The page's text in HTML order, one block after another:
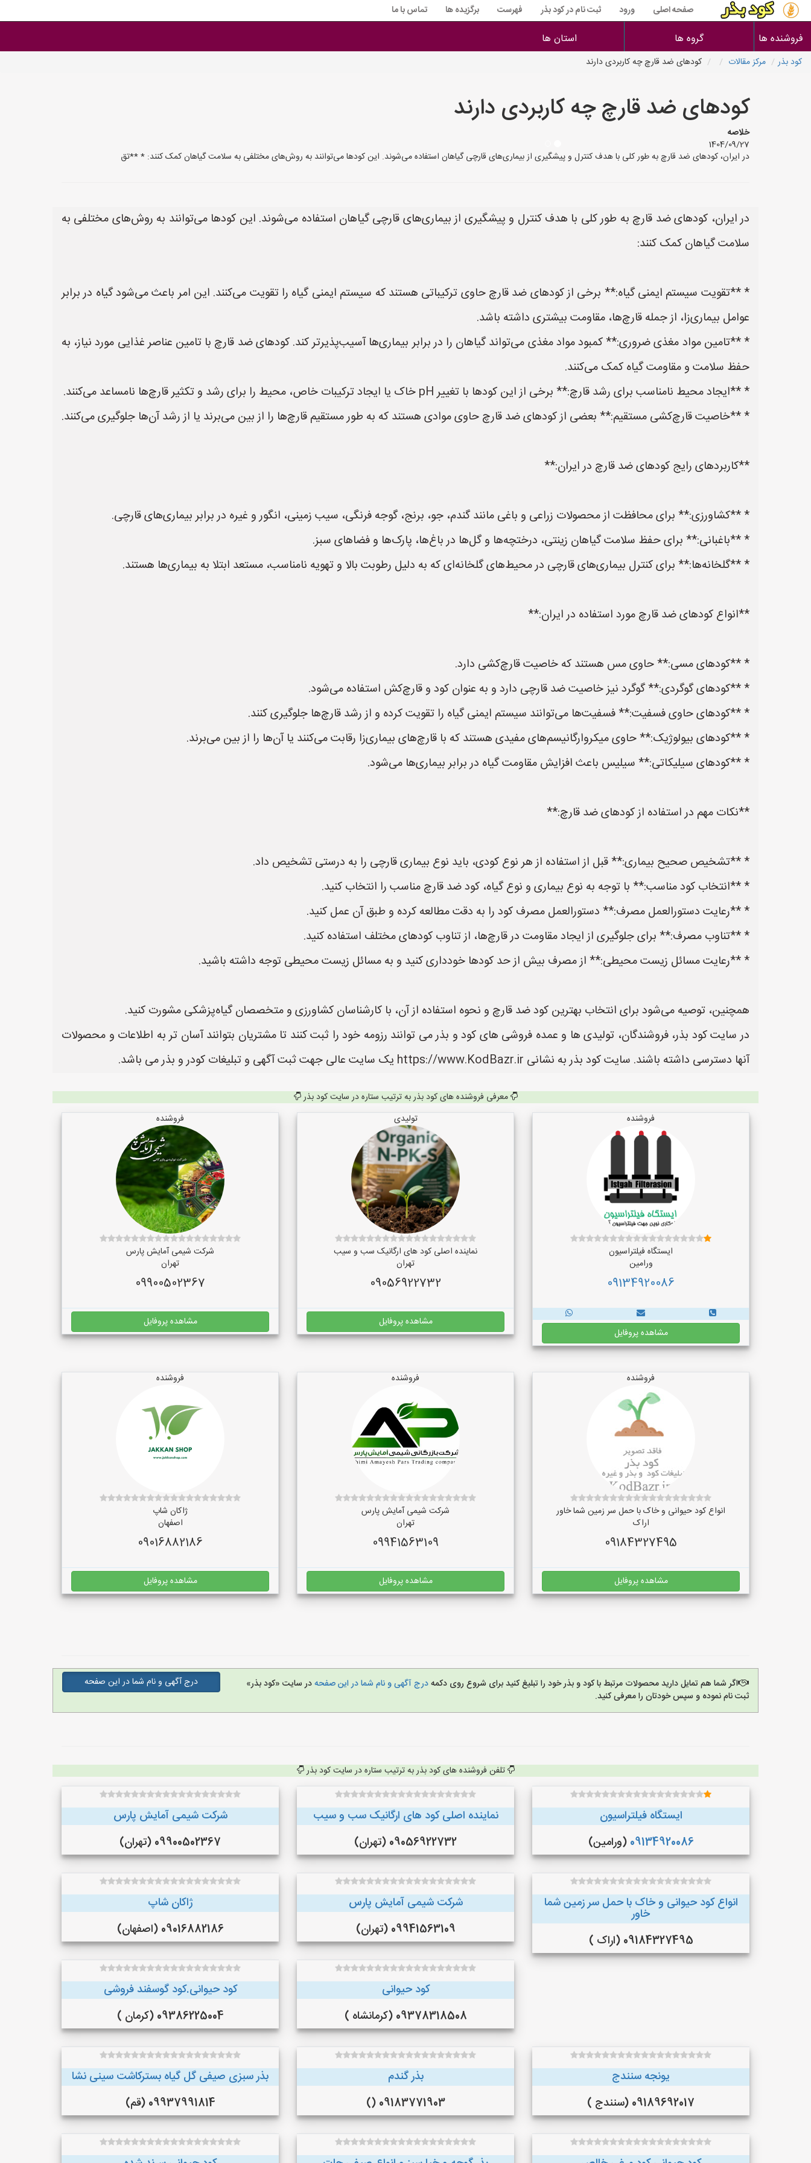
صفحه اصلی ورود ثبت نام در کود بذر فهرست برگزیده ها تماس با ما
فروشنده ها گروه ها استان ها
کود بذر مرکز مقالات کودهای ضد قارچ چه کاربردی دارند
کودهای ضد قارچ چه کاربردی دارند
خلاصه
1404/09/27
در ایران، کودهای ضد قارچ به طور کلی با هدف کنترل و پیشگیری از بیماری‌های قارچی گیاهان استفاده می‌شوند. این کودها می‌توانند به روش‌های مختلفی به سلامت گیاهان کمک کنند: * **تق
در ایران، کودهای ضد قارچ به طور کلی با هدف کنترل و پیشگیری از بیماری‌های قارچی گیاهان استفاده می‌شوند. این کودها می‌توانند به روش‌های مختلفی به
سلامت گیاهان کمک کنند:
* **تقویت سیستم ایمنی گیاه:** برخی از کودهای ضد قارچ حاوی ترکیباتی هستند که سیستم ایمنی گیاه را تقویت می‌کنند. این امر باعث می‌شود گیاه در برابر
عوامل بیماری‌زا، از جمله قارچ‌ها، مقاومت بیشتری داشته باشد.
* **تامین مواد مغذی ضروری:** کمبود مواد مغذی می‌تواند گیاهان را در برابر بیماری‌ها آسیب‌پذیرتر کند. کودهای ضد قارچ با تامین عناصر غذایی مورد نیاز، به
حفظ سلامت و مقاومت گیاه کمک می‌کنند.
* **ایجاد محیط نامناسب برای رشد قارچ:** برخی از این کودها با تغییر pH خاک یا ایجاد ترکیبات خاص، محیط را برای رشد و تکثیر قارچ‌ها نامساعد می‌کنند.
* **خاصیت قارچ‌کشی مستقیم:** بعضی از کودهای ضد قارچ حاوی موادی هستند که به طور مستقیم قارچ‌ها را از بین می‌برند یا از رشد آن‌ها جلوگیری می‌کنند.
**کاربردهای رایج کودهای ضد قارچ در ایران:**
* **کشاورزی:** برای محافظت از محصولات زراعی و باغی مانند گندم، جو، برنج، گوجه فرنگی، سیب زمینی، انگور و غیره در برابر بیماری‌های قارچی.
* **باغبانی:** برای حفظ سلامت گیاهان زینتی، درختچه‌ها و گل‌ها در باغ‌ها، پارک‌ها و فضاهای سبز.
* **گلخانه‌ها:** برای کنترل بیماری‌های قارچی در محیط‌های گلخانه‌ای که به دلیل رطوبت بالا و تهویه نامناسب، مستعد ابتلا به بیماری‌ها هستند.
**انواع کودهای ضد قارچ مورد استفاده در ایران:**
* **کودهای مسی:** حاوی مس هستند که خاصیت قارچ‌کشی دارد.
* **کودهای گوگردی:** گوگرد نیز خاصیت ضد قارچی دارد و به عنوان کود و قارچ‌کش استفاده می‌شود.
* **کودهای حاوی فسفیت:** فسفیت‌ها می‌توانند سیستم ایمنی گیاه را تقویت کرده و از رشد قارچ‌ها جلوگیری کنند.
* **کودهای بیولوژیک:** حاوی میکروارگانیسم‌های مفیدی هستند که با قارچ‌های بیماری‌زا رقابت می‌کنند یا آن‌ها را از بین می‌برند.
* **کودهای سیلیکاتی:** سیلیس باعث افزایش مقاومت گیاه در برابر بیماری‌ها می‌شود.
**نکات مهم در استفاده از کودهای ضد قارچ:**
* **تشخیص صحیح بیماری:** قبل از استفاده از هر نوع کودی، باید نوع بیماری قارچی را به درستی تشخیص داد.
* **انتخاب کود مناسب:** با توجه به نوع بیماری و نوع گیاه، کود ضد قارچ مناسب را انتخاب کنید.
* **رعایت دستورالعمل مصرف:** دستورالعمل مصرف کود را به دقت مطالعه کرده و طبق آن عمل کنید.
* **تناوب مصرف:** برای جلوگیری از ایجاد مقاومت در قارچ‌ها، از تناوب کودهای مختلف استفاده کنید.
* **رعایت مسائل زیست محیطی:** از مصرف بیش از حد کودها خودداری کنید و به مسائل زیست محیطی توجه داشته باشید.
همچنین، توصیه می‌شود برای انتخاب بهترین کود ضد قارچ و نحوه استفاده از آن، با کارشناسان کشاورزی و متخصصان گیاه‌پزشکی مشورت کنید.
در سایت کود بذر، فروشندگان، تولیدی ها و عمده فروشی های کود و بذر می توانند رزومه خود را ثبت کنند تا مشتریان بتوانند آسان تر به اطلاعات و محصولات
آنها دسترسی داشته باشند. سایت کود بذر به نشانی https://www.KodBazr.ir یک سایت عالی جهت ثبت آگهی و تبلیغات کودر و بذر می باشد.
معرفی فروشنده های کود بذر به ترتیب ستاره در سایت کود بذر
فروشنده
ایستگاه فیلتراسیون
ورامین
09134920086
مشاهده پروفایل
تولیدی
نماینده اصلی کود های ارگانیک سب و سیب
تهران
09056922732
مشاهده پروفایل
فروشنده
شرکت شیمی آمایش پارس
تهران
09900502367
مشاهده پروفایل
فروشنده
انواع کود حیوانی و خاک با حمل سر زمین شما خاور
اراک
09184327495
مشاهده پروفایل
فروشنده
شرکت شیمی آمایش پارس
تهران
09941563109
مشاهده پروفایل
فروشنده
ژاکان شاپ
اصفهان
09016882186
مشاهده پروفایل
اگر شما هم تمایل دارید محصولات مرتبط با کود و بذر خود را تبلیغ کنید برای شروع روی دکمهدرج آگهی و نام شما در این صفحهدر سایت «کود بذر»
ثبت نام نموده و سپس خودتان را معرفی کنید.
درج آگهی و نام شما در این صفحه
تلفن فروشنده های کود بذر به ترتیب ستاره در سایت کود بذر
ایستگاه فیلتراسیون
09134920086 (ورامین)
نماینده اصلی کود های ارگانیک سب و سیب
09056922732 (تهران)
شرکت شیمی آمایش پارس
09900502367 (تهران)
انواع کود حیوانی و خاک با حمل سر زمین شما
خاور
09184327495 (اراک )
شرکت شیمی آمایش پارس
09941563109 (تهران)
ژاکان شاپ
09016882186 (اصفهان)
کود حیوانی
09378318508 (کرمانشاه )
کود حیوانی.کود گوسفند فروشی
09386225004 (کرمان )
یونجه سنندج
09189692017 (سنندج )
بذر گندم
09183771903 ()
بذر سبزی صیفی گل گیاه بسترکاشت سینی نشا
09937991814 (قم)